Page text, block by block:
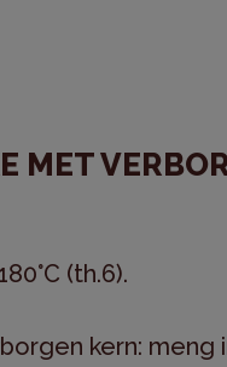
MET
(th.6).
kern: meng